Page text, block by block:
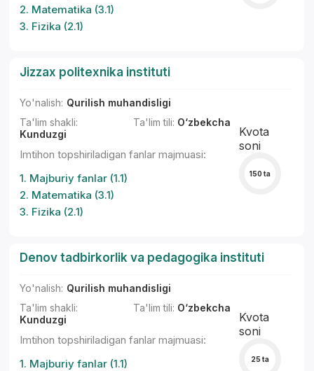
2. Matematika (3.1)
3. Fizika (2.1)
Jizzax politexnika instituti
Yo'nalish: Qurilish muhandisligi
Ta'lim shakli:
Kunduzgi
Ta'lim tili: O‘zbekcha
Imtihon topshiriladigan fanlar majmuasi:
1. Majburiy fanlar (1.1)
2. Matematika (3.1)
3. Fizika (2.1)
Kvota
soni
150 ta
Denov tadbirkorlik va pedagogika instituti
Yo'nalish: Qurilish muhandisligi
Ta'lim shakli:
Kunduzgi
Ta'lim tili: O‘zbekcha
Imtihon topshiriladigan fanlar majmuasi:
1. Majburiy fanlar (1.1)
Kvota
soni
25 ta